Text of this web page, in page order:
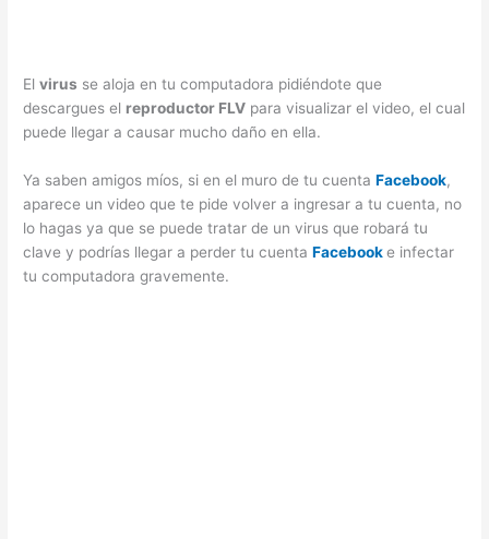
Elvirus se aloja en tu computadora pidiéndote que
descargues el reproductor FLV para visualizar el video, el cual
puede llegar a causar mucho daño en ella.
Ya saben amigos míos, si en el muro de tu cuentaFacebook,
aparece un video que te pide volver a ingresar a tu cuenta, no
lo hagas ya que se puede tratar de un virus que robará tu
clave y podrías llegar a perder tu cuentaFacebooke infectar
tu computadora gravemente.